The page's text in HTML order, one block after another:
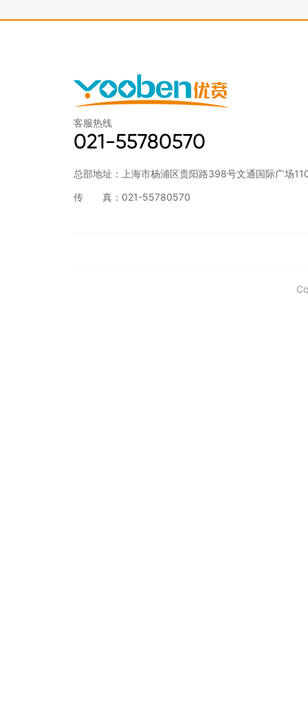
客服热线
021-55780570
总部地址：上海市杨浦区贵阳路398号文通国际广场
传 真：021-55780570